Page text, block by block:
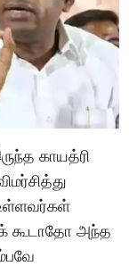
காயத்ரி
உள்ளவர்கள்
கூடாதோ அந்த